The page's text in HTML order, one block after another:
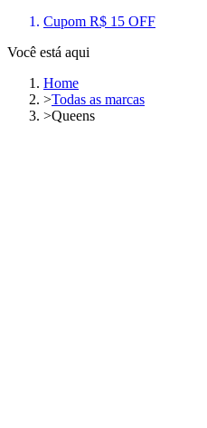
Cupom R$ 15 OFF
Você está aqui
Home
>Todas as marcas
>Queens